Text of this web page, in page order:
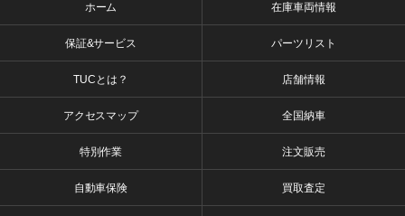
ホーム 在庫車両情報
保証&サービス パーツリスト
TUCとは？ 店舗情報
アクセスマップ 全国納車
特別作業 注文販売
自動車保険 買取査定